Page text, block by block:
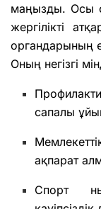
маңызды. Осы
жергілікті
органдарының
Оның негізгі
сапалы
ақпарат
Спорт